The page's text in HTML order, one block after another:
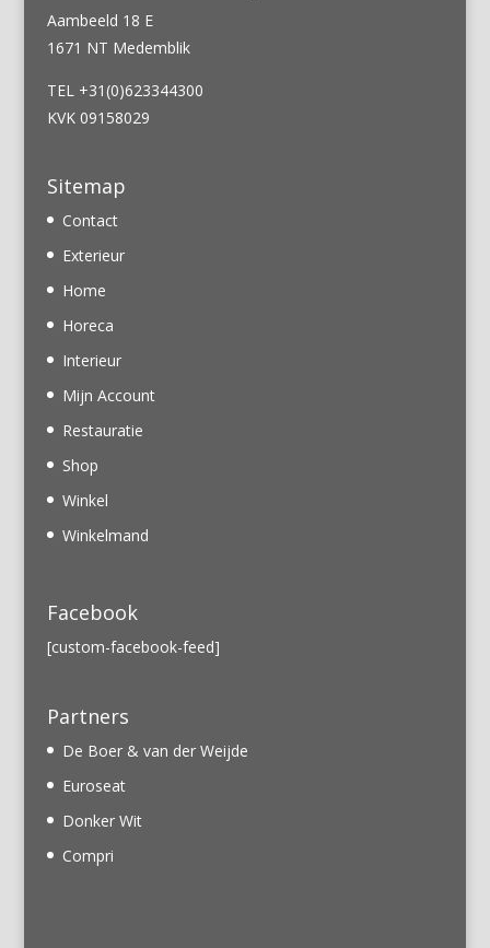
Aambeeld 18 E
1671 NT Medemblik
TEL +31(0)623344300
KVK 09158029
Sitemap
Contact
Exterieur
Home
Horeca
Interieur
Mijn Account
Restauratie
Shop
Winkel
Winkelmand
Facebook
[custom-facebook-feed]
Partners
De Boer & van der Weijde
Euroseat
Donker Wit
Compri